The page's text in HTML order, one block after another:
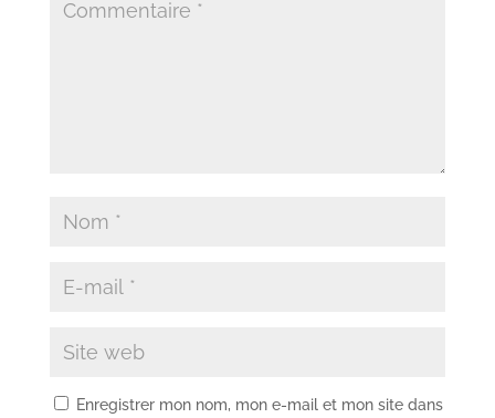
Enregistrer mon nom, mon e-mail et mon site dans